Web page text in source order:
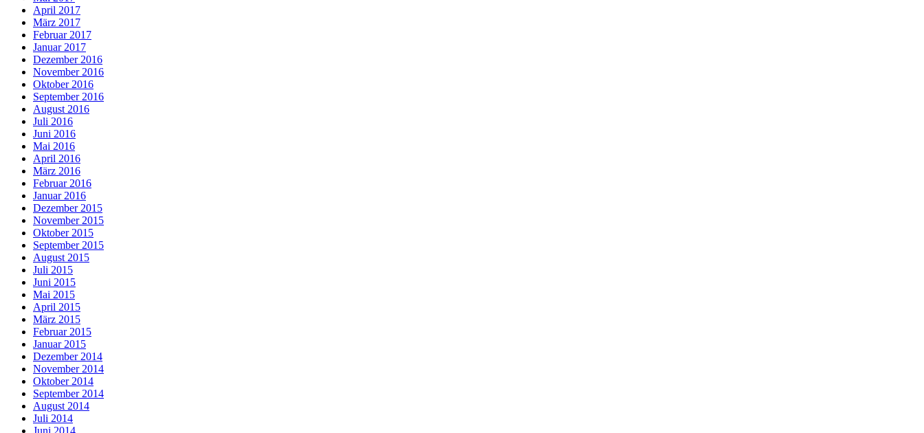
April 2017
März 2017
Februar 2017
Januar 2017
Dezember 2016
November 2016
Oktober 2016
September 2016
August 2016
Juli 2016
Juni 2016
Mai 2016
April 2016
März 2016
Februar 2016
Januar 2016
Dezember 2015
November 2015
Oktober 2015
September 2015
August 2015
Juli 2015
Juni 2015
Mai 2015
April 2015
März 2015
Februar 2015
Januar 2015
Dezember 2014
November 2014
Oktober 2014
September 2014
August 2014
Juli 2014